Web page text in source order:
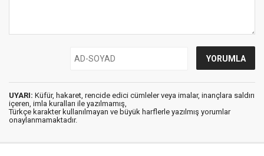
UYARI: Küfür, hakaret, rencide edici cümleler veya imalar, inançlara saldırı
içeren, imla kuralları ile yazılmamış,
Türkçe karakter kullanılmayan ve büyük harflerle yazılmış yorumlar
onaylanmamaktadır.